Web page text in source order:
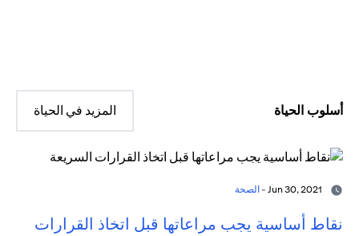
أسلوب الحياة المزيد في الحياة
الصحة
نقاط أساسية يجب مراعاتها قبل اتخاذ القرارات